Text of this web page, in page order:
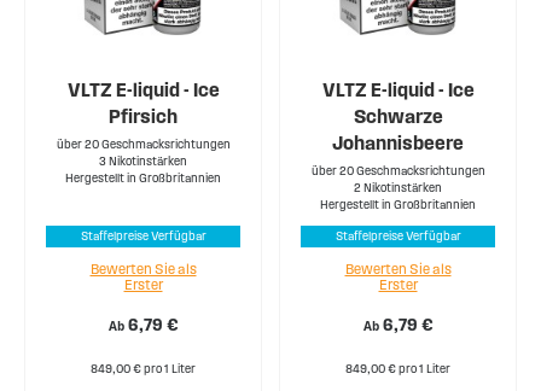
VLTZ E-liquid - Ice
Pfirsich
über 20 Geschmacksrichtungen
3 Nikotinstärken
Hergestellt in Großbritannien
Staffelpreise Verfügbar
Ab 6,79 €
Bewerten Sie als
Erster
849,00 € pro 1 Liter
VLTZ E-liquid - Ice
Schwarze
Johannisbeere
über 20 Geschmacksrichtungen
2 Nikotinstärken
Hergestellt in Großbritannien
Staffelpreise Verfügbar
Ab 6,79 €
Bewerten Sie als
Erster
849,00 € pro 1 Liter